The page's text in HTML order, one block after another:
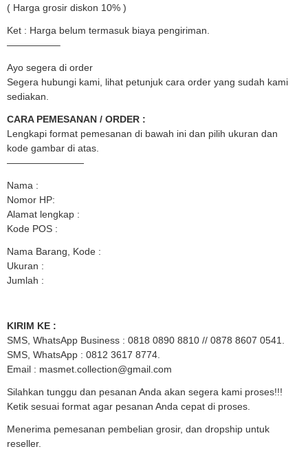
( Harga grosir diskon 10% )
Ket : Harga belum termasuk biaya pengiriman.
—————–
Ayo segera di order
Segera hubungi kami, lihat petunjuk cara order yang sudah kami
sediakan.
CARA PEMESANAN / ORDER :
Lengkapi format pemesanan di bawah ini dan pilih ukuran dan
kode gambar di atas.
————————
Nama :
Nomor HP:
Alamat lengkap :
Kode POS :
Nama Barang, Kode :
Ukuran :
Jumlah :
KIRIM KE :
SMS, WhatsApp Business : 0818 0890 8810 // 0878 8607 0541.
SMS, WhatsApp : 0812 3617 8774.
Email : masmet.collection@gmail.com
Silahkan tunggu dan pesanan Anda akan segera kami proses!!!
Ketik sesuai format agar pesanan Anda cepat di proses.
Menerima pemesanan pembelian grosir, dan dropship untuk
reseller.